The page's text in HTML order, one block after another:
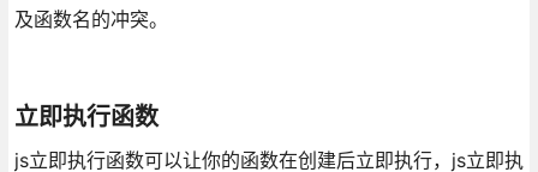
及函数名的冲突。
立即执行函数
js立即执行函数可以让你的函数在创建后立即执行，js立即执